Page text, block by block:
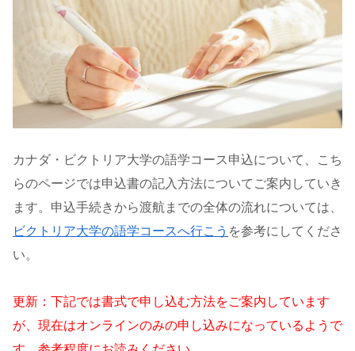
カナダ・ビクトリア大学の語学コース申込について、こち
らのページでは申込書の記入方法についてご案内していき
ます。申込手続きから渡航までの全体の流れについては、
ビクトリア大学の語学コースへ行こう を参考にしてくださ
い。
更新：下記では書式で申し込む方法をご案内しています
が、現在はオンラインのみの申し込みになっているようで